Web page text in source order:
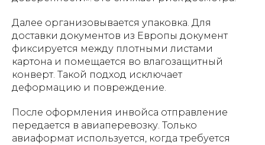
Далее организовывается упаковка. Для
доставки документов из Европы документ
фиксируется между плотными листами
картона и помещается во влагозащитный
конверт. Такой подход исключает
деформацию и повреждение.
После оформления инвойса отправление
передается в авиаперевозку. Только
авиаформат используется, когда требуется